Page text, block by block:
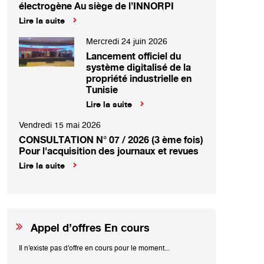
électrogène Au siège de l’INNORPI
Lire la suite
Mercredi 24 juin 2026
Lancement officiel du
système digitalisé de la
propriété industrielle en
Tunisie
Lire la suite
Vendredi 15 mai 2026
CONSULTATION N° 07 / 2026 (3 ème fois)
Pour l'acquisition des journaux et revues
Lire la suite
Appel d’offres En cours
Il n'existe pas d'offre en cours pour le moment...